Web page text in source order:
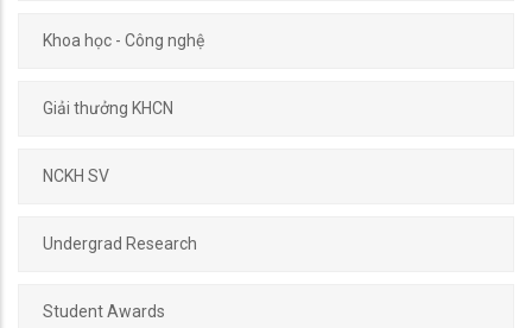
Khoa học - Công nghệ
Giải thưởng KHCN
NCKH SV
Undergrad Research
Student Awards